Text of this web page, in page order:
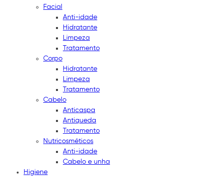
Facial
Anti-idade
Hidratante
Limpeza
Tratamento
Corpo
Hidratante
Limpeza
Tratamento
Cabelo
Anticaspa
Antiqueda
Tratamento
Nutricosméticos
Anti-idade
Cabelo e unha
Higiene